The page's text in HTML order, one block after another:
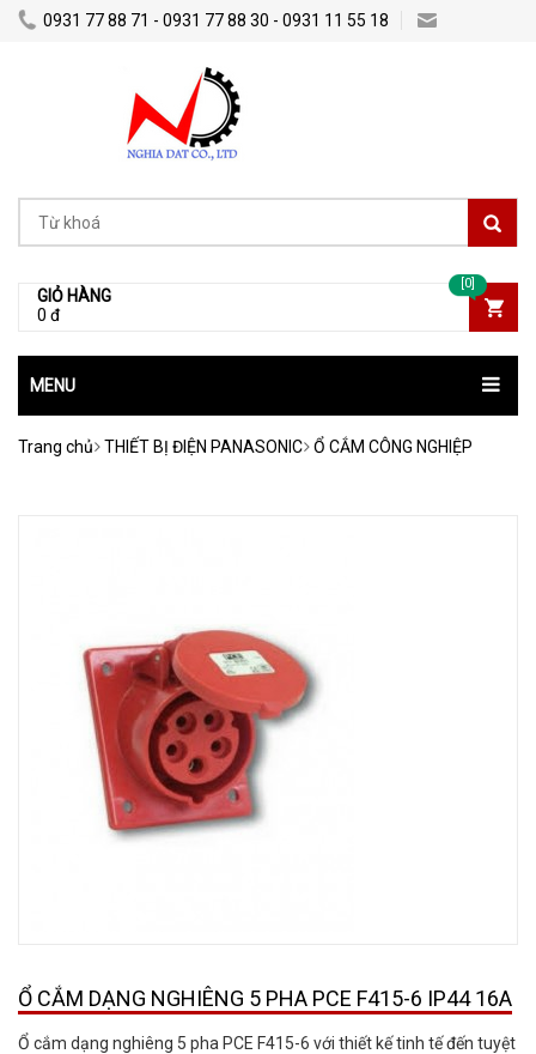
0931 77 88 71 - 0931 77 88 30 - 0931 11 55 18
GIỎ HÀNG
0 đ
[0]
MENU
Trang chủ THIẾT BỊ ĐIỆN PANASONIC Ổ CẮM CÔNG NGHIỆP
Ổ CẮM DẠNG NGHIÊNG 5 PHA PCE F415-6 IP44 16A
Ổ cắm dạng nghiêng 5 pha PCE F415-6 với thiết kế tinh tế đến tuyệt